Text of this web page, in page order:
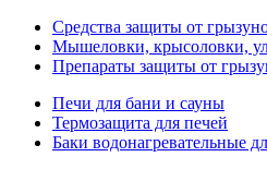
Средства защиты от
Мышеловки, крысоловки,
Препараты защиты от
Печи для бани и сауны
Термозащита для печей
Баки водонагревательные